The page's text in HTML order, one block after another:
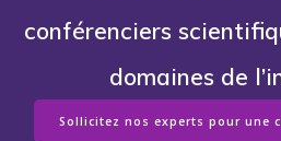
conférenciers
domaines de
Sollicitez nos experts pour une